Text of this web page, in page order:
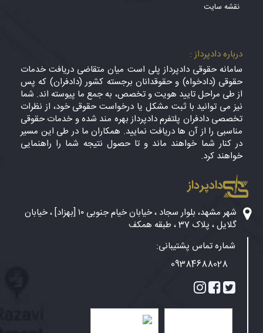
نقشه سایت
درباره دادپرداز :
سامانه حقوقی دادپرداز پلی است میان متقاضی دریافت خدمات
حقوقی (دادخواه) و حقوقدانان برجسته کشور (دادفران) که پس
از طی مراحل تایید هویت و تخصص، به جمع ما پیوسته اند. شما
نیز می توانید با ثبت مشکل یا درخواست حقوقی خود، از نظرات
تخصصی دادفران پلتفرم دادپرداز بهره مند شده و خدمات حقوقی
مناسبی را از آن ها دریافت نمایید. همکاران ما در طی این مسیر
در کنار شما خواهند ماند و تا حصول نتیجه شما را راهنمایی
خواهند کرد.
دادپرداز
شهر مشهد، بلوار سجاد ، خیابان خیام جنوبی ۱۰ [بهزاد] ، خیابان
گلایل ، پلاک 37 ، طبقه همکف
شماره تماس پشتیبانی:
09384688028